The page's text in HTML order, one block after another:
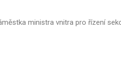
ministra vnitra pro řízení